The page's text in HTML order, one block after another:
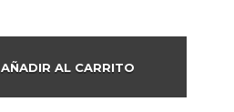
AÑADIR AL CARRITO